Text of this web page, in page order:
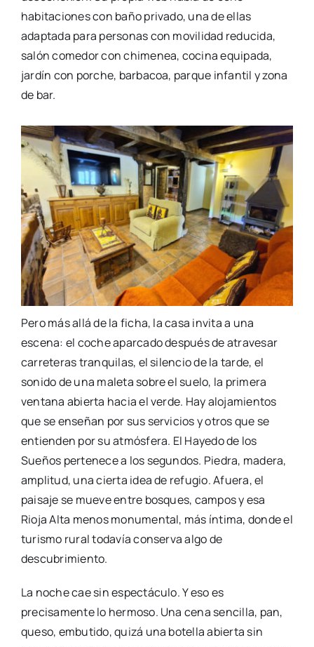
habitaciones con baño privado, una de ellas
adaptada para personas con movilidad reducida,
salón comedor con chimenea, cocina equipada,
jardín con porche, barbacoa, parque infantil y zona
de bar.
Pero más allá de la ficha, la casa invita a una
escena: el coche aparcado después de atravesar
carreteras tranquilas, el silencio de la tarde, el
sonido de una maleta sobre el suelo, la primera
ventana abierta hacia el verde. Hay alojamientos
que se enseñan por sus servicios y otros que se
entienden por su atmósfera. El Hayedo de los
Sueños pertenece a los segundos. Piedra, madera,
amplitud, una cierta idea de refugio. Afuera, el
paisaje se mueve entre bosques, campos y esa
Rioja Alta menos monumental, más íntima, donde el
turismo rural todavía conserva algo de
descubrimiento.
La noche cae sin espectáculo. Y eso es
precisamente lo hermoso. Una cena sencilla, pan,
queso, embutido, quizá una botella abierta sin